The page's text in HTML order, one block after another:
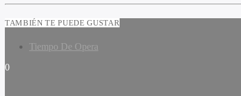
TAMBIÉN TE PUEDE GUSTAR
Tiempo De Opera
0